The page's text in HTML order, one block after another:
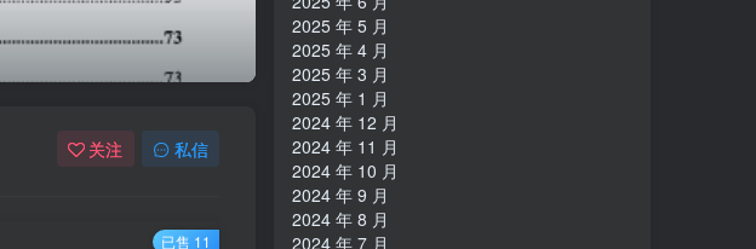
关注 私信
已售 11
2025 年 5 月
2025 年 4 月
2025 年 3 月
2025 年 1 月
2024 年 12 月
2024 年 11 月
2024 年 10 月
2024 年 9 月
2024 年 8 月
2024 年 7 月